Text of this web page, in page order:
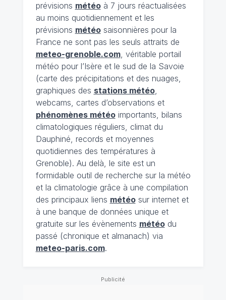
prévisions météoà 7 jours réactualisées
au moins quotidiennement et les
prévisions météosaisonnières pour la
France ne sont pas les seuls attraits de
meteo-grenoble.com, véritable portail
météo pour l’Isère et le sud de la Savoie
(carte des précipitations et des nuages,
graphiques des stations météo,
webcams, cartes d’observations et
phénomènes météoimportants, bilans
climatologiques réguliers, climat du
Dauphiné, records et moyennes
quotidiennes des températures à
Grenoble). Au delà, le site est un
formidable outil de recherche sur la météo
et la climatologie grâce à une compilation
des principaux liens météosur internet et
à une banque de données unique et
gratuite sur les évènements météodu
passé (chronique et almanach) via
meteo-paris.com.